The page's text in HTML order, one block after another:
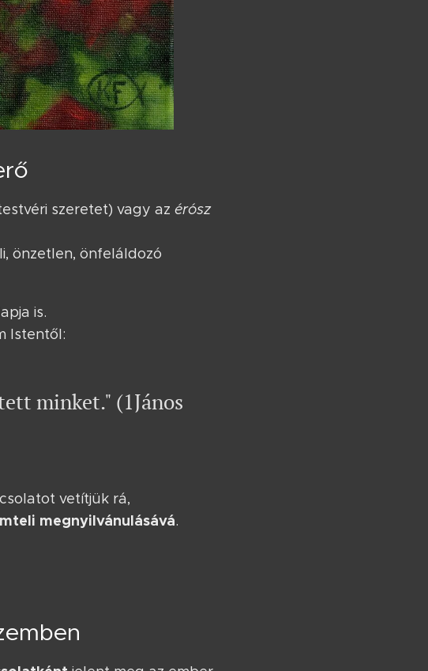
szeretet) vagy az érósz
önzetlen, önfeláldozó
is.
Istentől:
minket." (1János
vetítjük rá,
megnyilvánulásává.